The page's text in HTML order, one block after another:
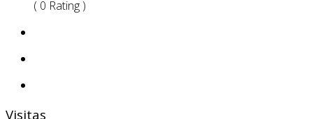
( 0 Rating )
Visitas